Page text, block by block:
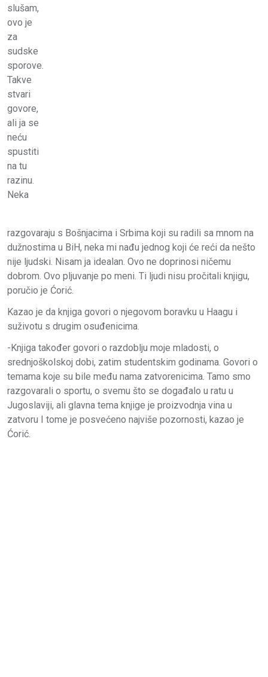
slušam,
ovo je
za
sudske
sporove.
Takve
stvari
govore,
ali ja se
neću
spustiti
na tu
razinu.
Neka
razgovaraju s Bošnjacima i Srbima koji su radili sa mnom na
dužnostima u BiH, neka mi nađu jednog koji će reći da nešto
nije ljudski. Nisam ja idealan. Ovo ne doprinosi ničemu
dobrom. Ovo pljuvanje po meni. Ti ljudi nisu pročitali knjigu,
poručio je Ćorić.
Kazao je da knjiga govori o njegovom boravku u Haagu i
suživotu s drugim osuđenicima.
-Knjiga također govori o razdoblju moje mladosti, o
srednjoškolskoj dobi, zatim studentskim godinama. Govori o
temama koje su bile među nama zatvorenicima. Tamo smo
razgovarali o sportu, o svemu što se događalo u ratu u
Jugoslaviji, ali glavna tema knjige je proizvodnja vina u
zatvoru I tome je posvećeno najviše pozornosti, kazao je
Ćorić.